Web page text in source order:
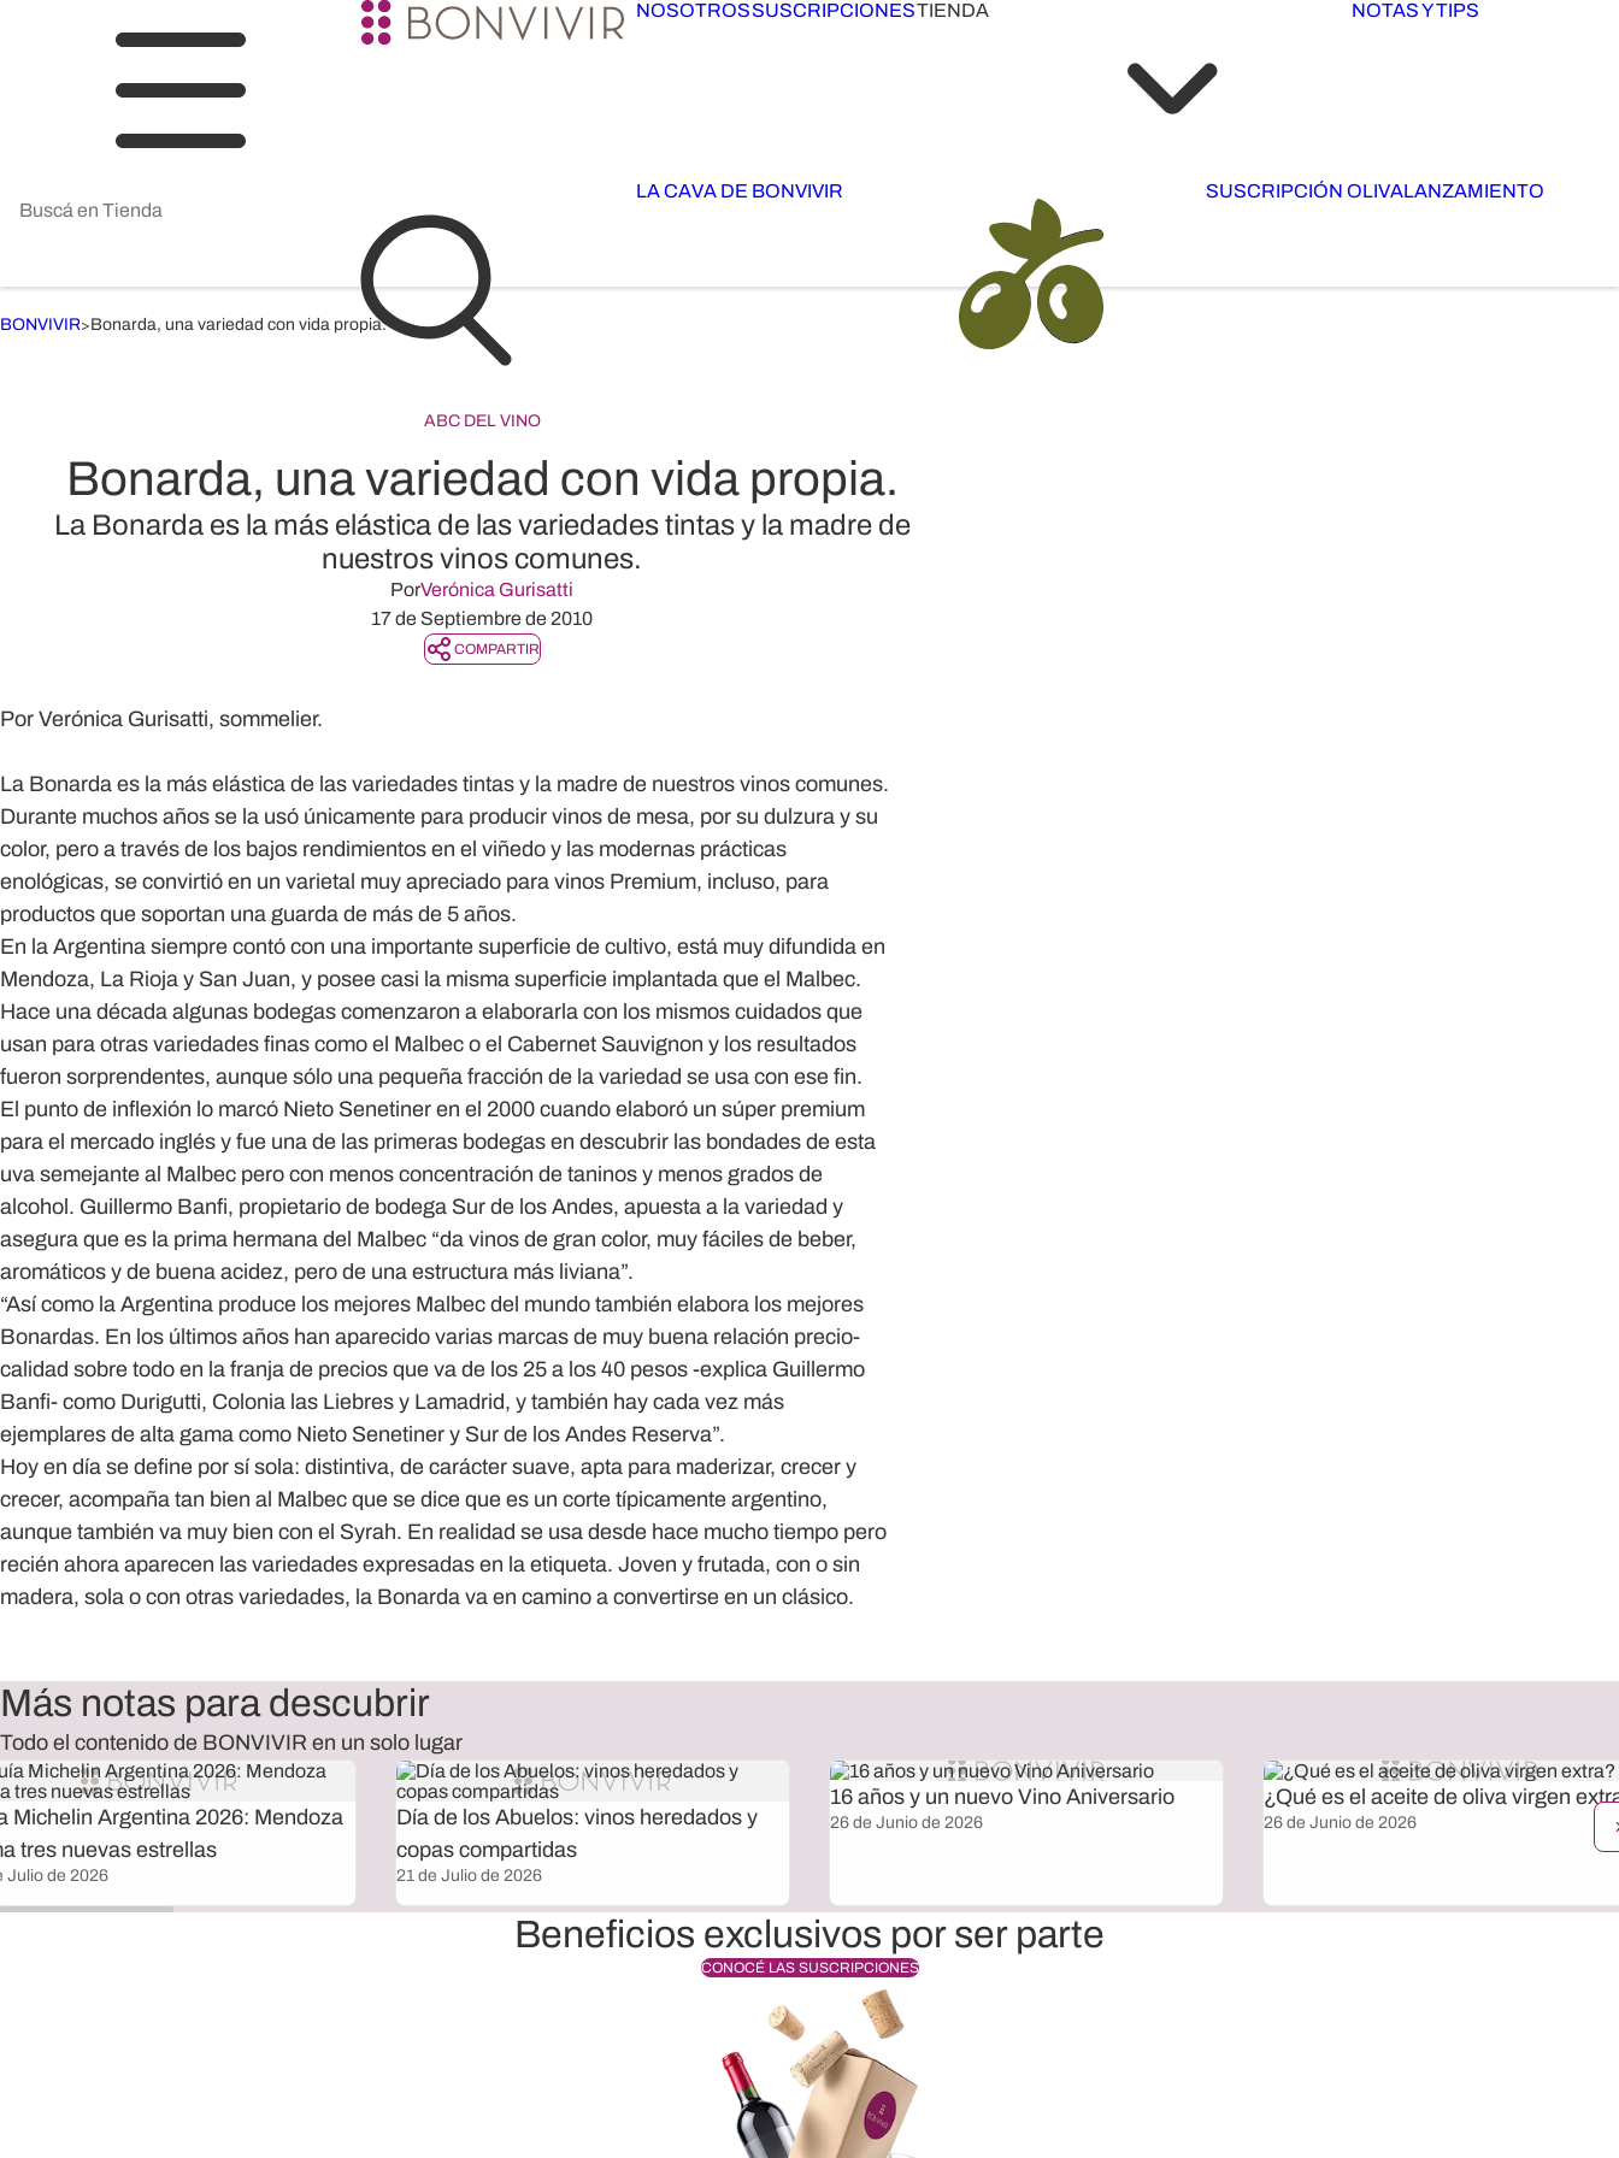
NOSOTROSSUSCRIPCIONESTIENDA NOTAS Y TIPS
LA CAVA DE BONVIVIR SUSCRIPCIÓN OLIVALANZAMIENTO
BONVIVIR>Bonarda, una variedad con vida propia.
ABC DEL VINO
Bonarda, una variedad con vida propia.
La Bonarda es la más elástica de las variedades tintas y la madre de
nuestros vinos comunes.
PorVerónica Gurisatti
17 de Septiembre de 2010
COMPARTIR
Por Verónica Gurisatti, sommelier.
La Bonarda es la más elástica de las variedades tintas y la madre de nuestros vinos comunes.
Durante muchos años se la usó únicamente para producir vinos de mesa, por su dulzura y su
color, pero a través de los bajos rendimientos en el viñedo y las modernas prácticas
enológicas, se convirtió en un varietal muy apreciado para vinos Premium, incluso, para
productos que soportan una guarda de más de 5 años.
En la Argentina siempre contó con una importante superficie de cultivo, está muy difundida en
Mendoza, La Rioja y San Juan, y posee casi la misma superficie implantada que el Malbec.
Hace una década algunas bodegas comenzaron a elaborarla con los mismos cuidados que
usan para otras variedades finas como el Malbec o el Cabernet Sauvignon y los resultados
fueron sorprendentes, aunque sólo una pequeña fracción de la variedad se usa con ese fin.
El punto de inflexión lo marcó Nieto Senetiner en el 2000 cuando elaboró un súper premium
para el mercado inglés y fue una de las primeras bodegas en descubrir las bondades de esta
uva semejante al Malbec pero con menos concentración de taninos y menos grados de
alcohol. Guillermo Banfi, propietario de bodega Sur de los Andes, apuesta a la variedad y
asegura que es la prima hermana del Malbec “da vinos de gran color, muy fáciles de beber,
aromáticos y de buena acidez, pero de una estructura más liviana”.
“Así como la Argentina produce los mejores Malbec del mundo también elabora los mejores
Bonardas. En los últimos años han aparecido varias marcas de muy buena relación precio-
calidad sobre todo en la franja de precios que va de los 25 a los 40 pesos -explica Guillermo
Banfi- como Durigutti, Colonia las Liebres y Lamadrid, y también hay cada vez más
ejemplares de alta gama como Nieto Senetiner y Sur de los Andes Reserva”.
Hoy en día se define por sí sola: distintiva, de carácter suave, apta para maderizar, crecer y
crecer, acompaña tan bien al Malbec que se dice que es un corte típicamente argentino,
aunque también va muy bien con el Syrah. En realidad se usa desde hace mucho tiempo pero
recién ahora aparecen las variedades expresadas en la etiqueta. Joven y frutada, con o sin
madera, sola o con otras variedades, la Bonarda va en camino a convertirse en un clásico.
Más notas para descubrir
Todo el contenido de BONVIVIR en un solo lugar
Michelin Argentina 2026: Mendoza
tres nuevas estrellas
Julio de 2026
Día de los Abuelos: vinos heredados y
copas compartidas
21 de Julio de 2026
16 años y un nuevo Vino Aniversario
26 de Junio de 2026
¿Qué es el aceite de oliva virgen
26 de Junio de 2026
Beneficios exclusivos por ser parte
CONOCÉ LAS SUSCRIPCIONES